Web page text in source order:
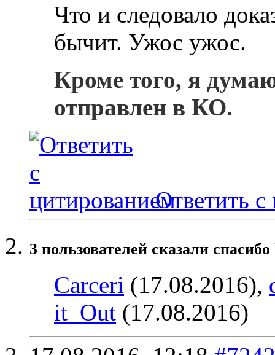
Что и следовало
бычит. Ужос ужос.
Кроме того, я
отправлен в КО.
Ответить с
3 пользователей сказали
Carceri (17.08.2016),
it_Out (17.08.2016)